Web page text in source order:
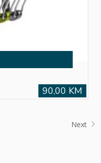
90,00 KM
Next